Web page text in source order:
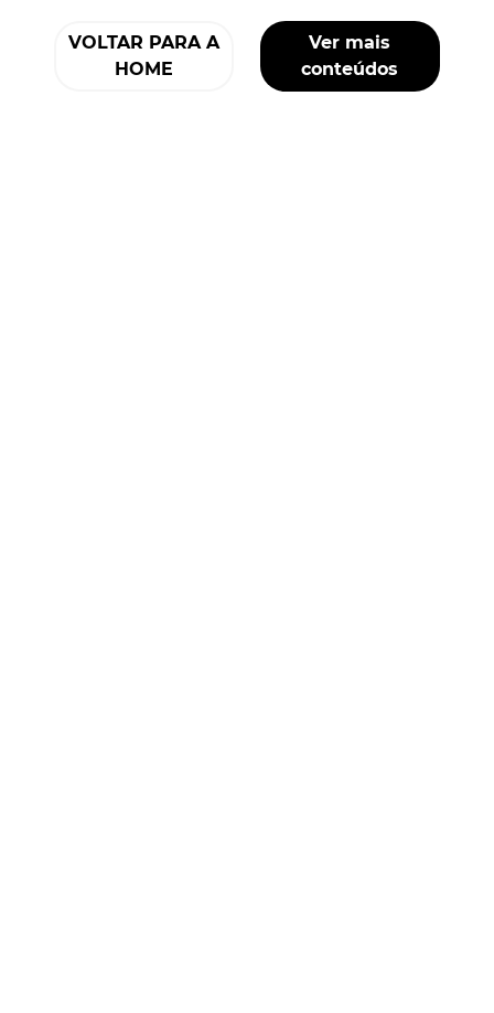
VOLTAR PARA A
HOME
Ver mais
conteúdos